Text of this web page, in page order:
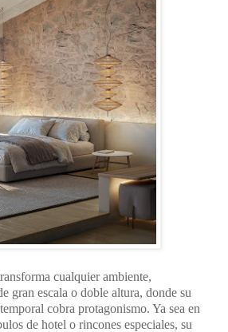
cualquier ambiente,
gran escala o doble altura, donde su
cobra protagonismo. Ya sea en
de hotel o rincones especiales, su